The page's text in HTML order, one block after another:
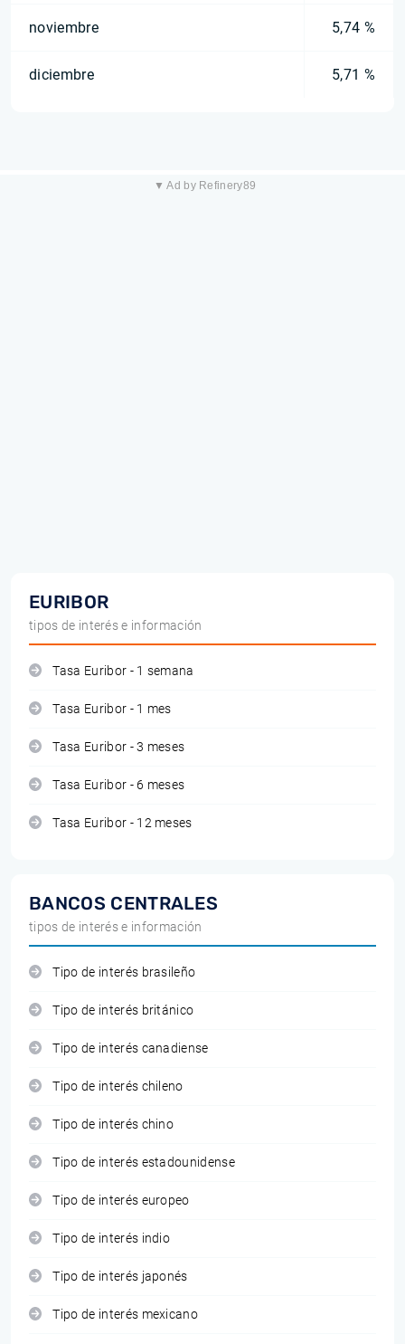
noviembre 5,74 %
diciembre 5,71 %
▼ Ad by Refinery89
EURIBOR
tipos de interés e información
Tasa Euribor - 1 semana
Tasa Euribor - 1 mes
Tasa Euribor - 3 meses
Tasa Euribor - 6 meses
Tasa Euribor - 12 meses
BANCOS CENTRALES
tipos de interés e información
Tipo de interés brasileño
Tipo de interés británico
Tipo de interés canadiense
Tipo de interés chileno
Tipo de interés chino
Tipo de interés estadounidense
Tipo de interés europeo
Tipo de interés indio
Tipo de interés japonés
Tipo de interés mexicano